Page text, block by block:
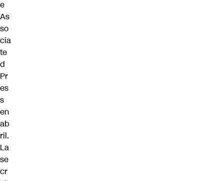
e
As
so
cia
te
d
Pr
es
s
en
ab
ril.
La
se
cr